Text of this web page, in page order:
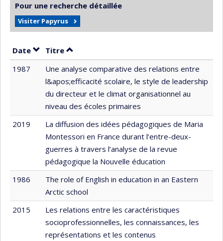
Pour une recherche détaillée
Visiter Papyrus
Date Trier par date en ordre décroissant
Titre Trier par titre en ordre décroissant
1987
Une analyse comparative des relations entre
l&apos;efficacité scolaire, le style de leadership
du directeur et le climat organisationnel au
niveau des écoles primaires
2019
La diffusion des idées pédagogiques de Maria
Montessori en France durant l’entre-deux-
guerres à travers l’analyse de la revue
pédagogique la Nouvelle éducation
1986
The role of English in education in an Eastern
Arctic school
2015
Les relations entre les caractéristiques
socioprofessionnelles, les connaissances, les
représentations et les contenus